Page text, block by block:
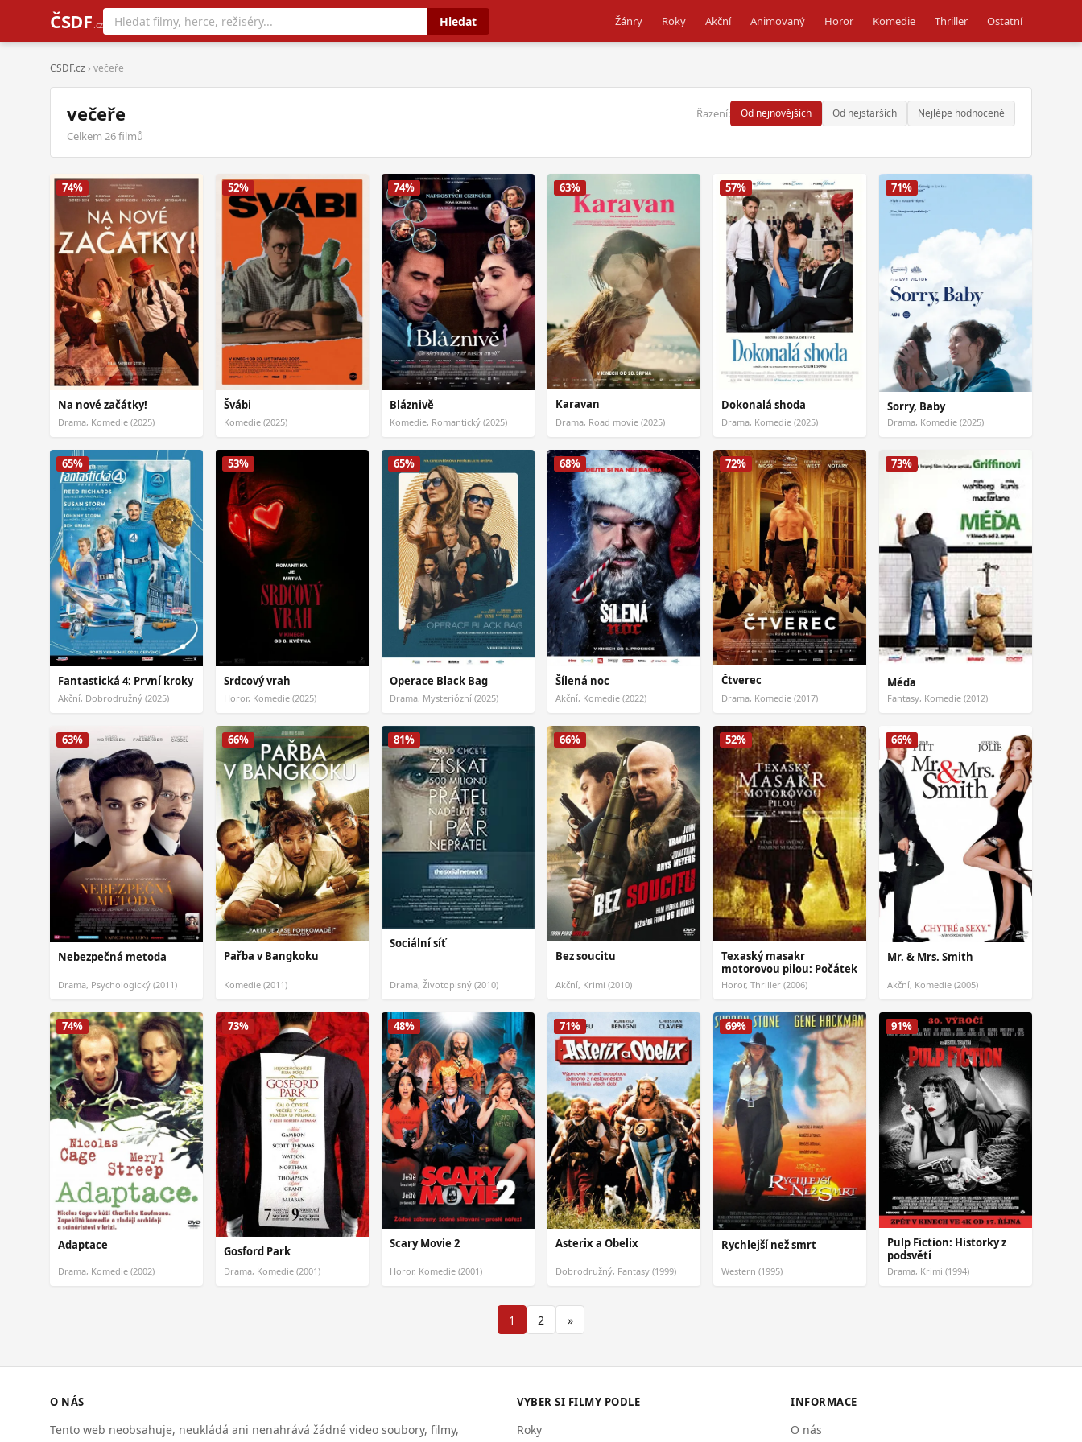
ČSDF .cz Hledat Žánry Roky Akční Animovaný Horor Komedie Thriller Ostatní
CSDF.cz › večeře
večeře
Celkem 26 filmů
Řazení: Od nejnovějších Od nejstarších Nejlépe hodnocené
74%
Na nové začátky!
Drama, Komedie (2025)
52%
Švábi
Komedie (2025)
74%
Bláznivě
Komedie, Romantický (2025)
63%
Karavan
Drama, Road movie (2025)
57%
Dokonalá shoda
Drama, Komedie (2025)
71%
Sorry, Baby
Drama, Komedie (2025)
65%
Fantastická 4: První kroky
Akční, Dobrodružný (2025)
53%
Srdcový vrah
Horor, Komedie (2025)
65%
Operace Black Bag
Drama, Mysteriózní (2025)
68%
Šílená noc
Akční, Komedie (2022)
72%
Čtverec
Drama, Komedie (2017)
73%
Méďa
Fantasy, Komedie (2012)
63%
Nebezpečná metoda
Drama, Psychologický (2011)
66%
Pařba v Bangkoku
Komedie (2011)
81%
Sociální síť
Drama, Životopisný (2010)
66%
Bez soucitu
Akční, Krimi (2010)
52%
Texaský masakr
motorovou pilou: Počátek
Horor, Thriller (2006)
66%
Mr. & Mrs. Smith
Akční, Komedie (2005)
74%
Adaptace
Drama, Komedie (2002)
73%
Gosford Park
Drama, Komedie (2001)
48%
Scary Movie 2
Horor, Komedie (2001)
71%
Asterix a Obelix
Dobrodružný, Fantasy (1999)
69%
Rychlejší než smrt
Western (1995)
91%
Pulp Fiction: Historky z
podsvětí
Drama, Krimi (1994)
1 2 »
O NÁS
Tento web neobsahuje, neukládá ani nenahrává žádné video soubory, filmy,
VYBER SI FILMY PODLE
Roky
INFORMACE
O nás